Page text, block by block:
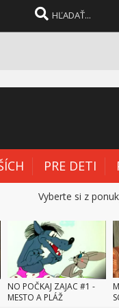
PRE DETI
Vyberte si z
NO POČKAJ ZAJAC #1 -
MESTO A PLÁŽ